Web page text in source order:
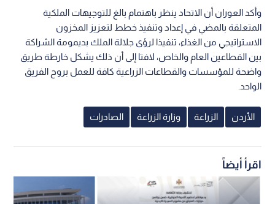
وأكد العوران أن الاتحاد ينظر باهتمام بالغ للتوجيهات الملكية
المتعلقة بالمضي في إعداد وتنفيذ خطط لتعزيز المخزون
الاستراتيجي من الغذاء، تنفيذا لرؤى جلالة الملك بديمومة الشراكة
بين القطاعين العام والخاص، لافتا إلى أن ذلك يشكل خارطة طريق
واضحة للمؤسسات والقطاعات الزراعية كافة للعمل بروح الفريق
الواحد.
الأردن الزراعة وزارة الزراعة الصادرات
اقرأ أيضاً